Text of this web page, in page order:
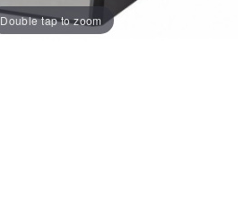
Double tap to zoom